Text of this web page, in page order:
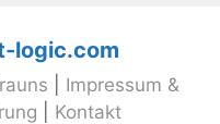
logic.com
Impressum &
Kontakt